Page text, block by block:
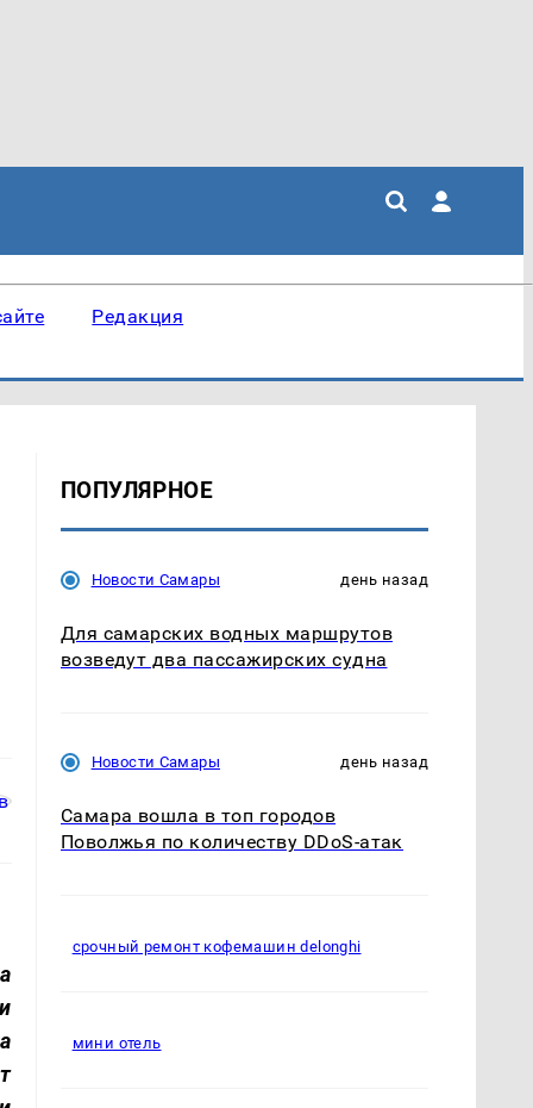
Редакция
ПОПУЛЯРНОЕ
Новости Самары день назад
Для самарских водных маршрутов
возведут два пассажирских судна
Новости Самары день назад
Самара вошла в топ городов
Поволжья по количеству DDoS-атак
срочный ремонт кофемашин delonghi
мини отель